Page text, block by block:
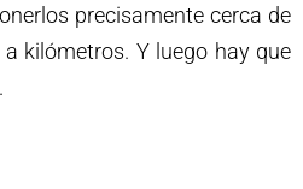
precisamente cerca de
kilómetros. Y luego hay que